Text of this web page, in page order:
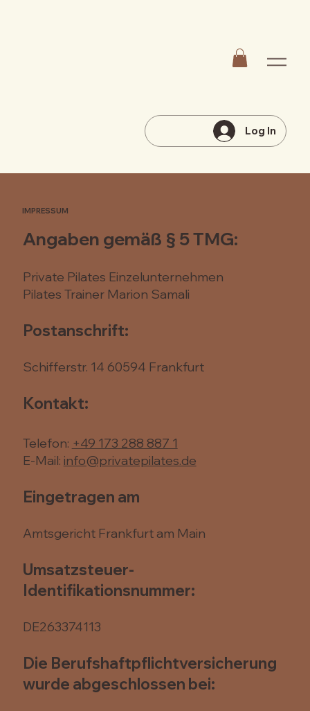
Log In
IMPRESSUM
Angaben gemäß § 5 TMG:
Private Pilates Einzelunternehmen
Pilates Trainer Marion Samali
Postanschrift:
Schifferstr. 14 60594 Frankfurt
Kontakt:
Telefon: +49 173 288 887 1
E-Mail: info@privatepilates.de
Eingetragen am
Amtsgericht Frankfurt am Main
Umsatzsteuer-
Identifikationsnummer:
DE263374113
Die Berufshaftpflichtversicherung
wurde abgeschlossen bei: